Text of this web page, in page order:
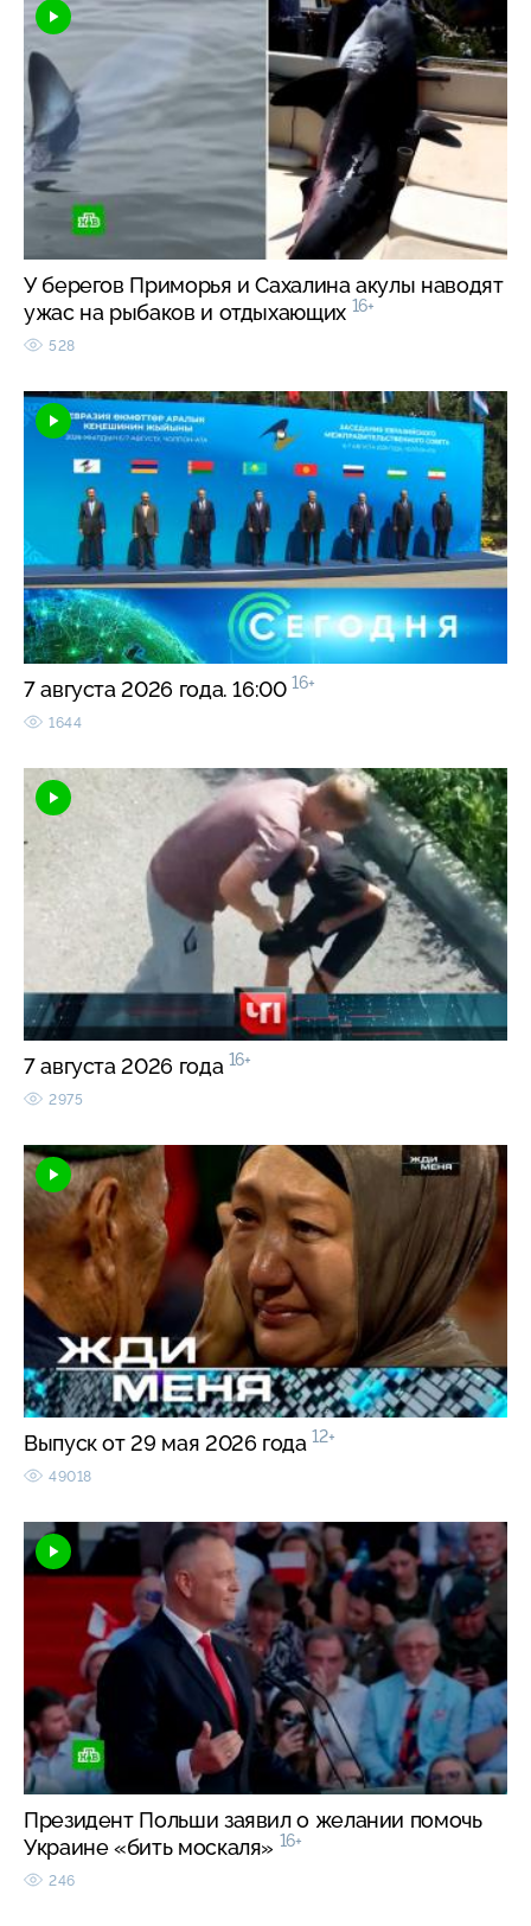
У берегов Приморья и Сахалина акулы наводят
ужас на рыбаков и отдыхающих 16+
528
7 августа 2026 года. 16:00 16+
1644
7 августа 2026 года 16+
2975
Выпуск от 29 мая 2026 года 12+
49018
Президент Польши заявил о желании помочь
Украине «бить москаля» 16+
246